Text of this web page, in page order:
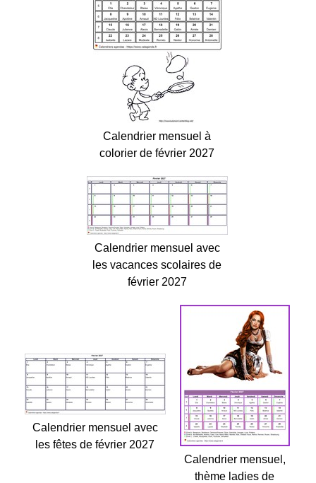
Calendrier mensuel à
colorier de février 2027
Calendrier mensuel avec
les vacances scolaires de
février 2027
Calendrier mensuel avec
les fêtes de février 2027
Calendrier mensuel,
thème ladies de